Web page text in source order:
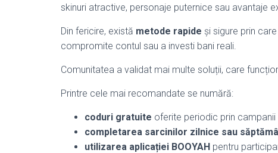
skinuri atractive, personaje puternice sau avantaje
Din fericire, există metode rapide și sigure prin
compromite contul sau a investi bani reali.
Comunitatea a validat mai multe soluții, care
Printre cele mai recomandate se numără:
coduri gratuite oferite periodic prin
completarea sarcinilor zilnice sau
utilizarea aplicației BOOYAH pentru